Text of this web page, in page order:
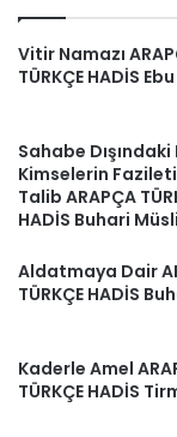
Vitir Namazı
TÜRKÇE HADİS
Sahabe Dışındaki
Kimselerin Fazileti
Talib ARAPÇA
HADİS Buhari
Aldatmaya Dair
TÜRKÇE HADİS
Kaderle Amel
TÜRKÇE HADİS